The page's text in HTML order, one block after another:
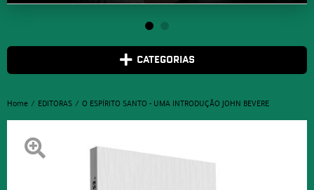
CATEGORIAS
Home EDITORAS O ESPÍRITO SANTO - UMA INTRODUÇÃO JOHN BEVERE